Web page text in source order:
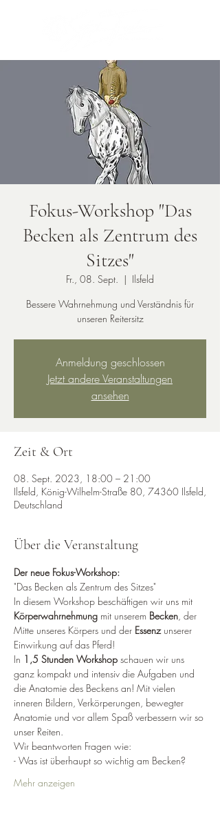
Fokus-Workshop "Das
Becken als Zentrum des
Sitzes"
Fr., 08. Sept.
  |
Ilsfeld
Bessere Wahrnehmung und Verständnis für
unseren Reitersitz
Anmeldung geschlossen
Jetzt andere Veranstaltungen
ansehen
Zeit & Ort
08. Sept. 2023, 18:00 – 21:00
Ilsfeld, König-Wilhelm-Straße 80, 74360 Ilsfeld,
Deutschland
Über die Veranstaltung
Der neue Fokus-Workshop:
"Das Becken als Zentrum des Sitzes"
In diesem Workshop beschäftigen wir uns mit
Körperwahrnehmung mit unserem Becken, der
Mitte unseres Körpers und der Essenz unserer
Einwirkung auf das Pferd!
In 1,5 Stunden Workshop schauen wir uns
ganz kompakt und intensiv die Aufgaben und
die Anatomie des Beckens an! Mit vielen
inneren Bildern, Verkörperungen, bewegter
Anatomie und vor allem Spaß verbessern wir so
unser Reiten.
Wir beantworten Fragen wie:
- Was ist überhaupt so wichtig am Becken?
Mehr anzeigen